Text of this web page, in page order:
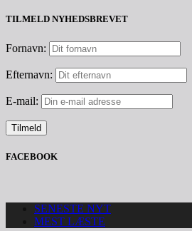
TILMELD NYHEDSBREVET
Fornavn:
Efternavn:
E-mail:
FACEBOOK
SENESTE NYT
MEST LÆSTE